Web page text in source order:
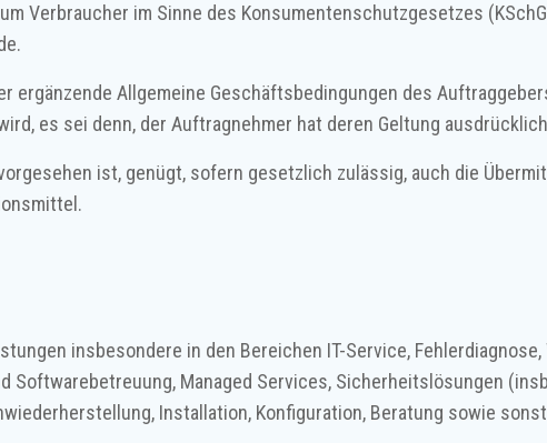
Verbraucher im Sinne des Konsumentenschutzgesetzes
ergänzende Allgemeine Geschäftsbedingungen des
es sei denn, der Auftragnehmer hat deren Geltung
ist, genügt, sofern gesetzlich zulässig, auch die
insbesondere in den Bereichen IT-Service,
Softwarebetreuung, Managed Services, Sicherheitslösungen
Installation, Konfiguration, Beratung sowie